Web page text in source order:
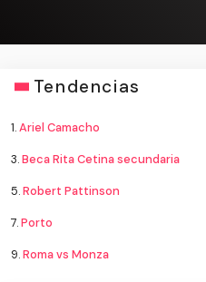
Tendencias
1.Ariel Camacho
3.Beca Rita Cetina secundaria
5.Robert Pattinson
7.Porto
9.Roma vs Monza